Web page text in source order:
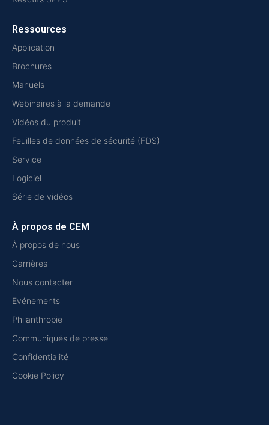
Ressources
Application
Brochures
Manuels
Webinaires à la demande
Vidéos du produit
Feuilles de données de sécurité (FDS)
Service
Logiciel
Série de vidéos
À propos de CEM
À propos de nous
Carrières
Nous contacter
Evénements
Philanthropie
Communiqués de presse
Confidentialité
Cookie Policy